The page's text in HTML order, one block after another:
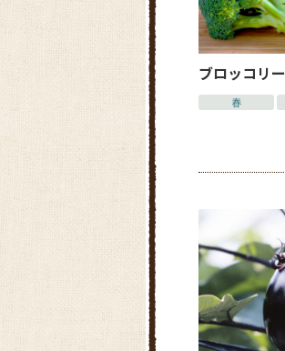
ブロッコリー
春